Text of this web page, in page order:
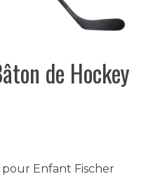
de Hockey
Enfant Fischer